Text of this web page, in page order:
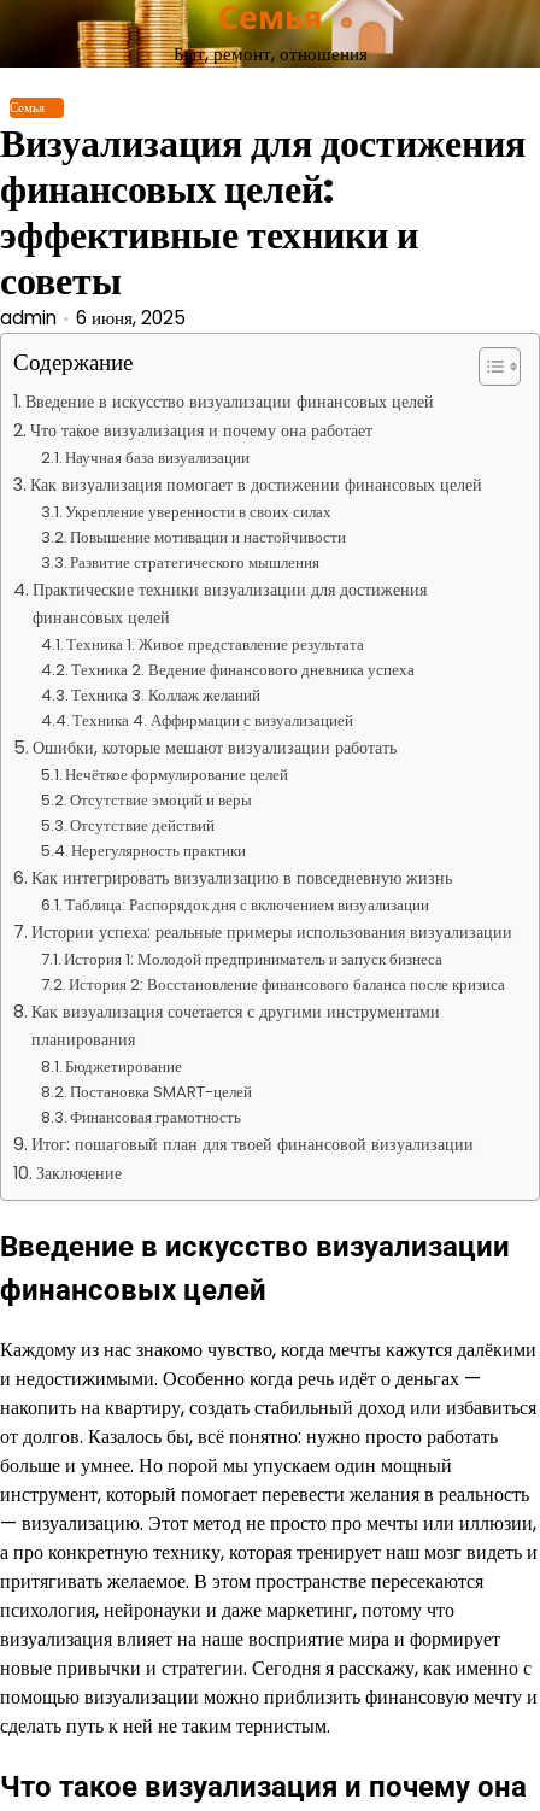
Перейти
содержимому
Семья
Быт, ремонт, отношения
Семья
Визуализация для достижения
финансовых целей:
эффективные техники и
советы
admin 6 июня, 2025
Содержание
Введение в искусство визуализации финансовых целей
Что такое визуализация и почему она работает
Научная база визуализации
Как визуализация помогает в достижении финансовых целей
Укрепление уверенности в своих силах
Повышение мотивации и настойчивости
Развитие стратегического мышления
Практические техники визуализации для достижения
финансовых целей
Техника 1. Живое представление результата
Техника 2. Ведение финансового дневника успеха
Техника 3. Коллаж желаний
Техника 4. Аффирмации с визуализацией
Ошибки, которые мешают визуализации работать
Нечёткое формулирование целей
Отсутствие эмоций и веры
Отсутствие действий
Нерегулярность практики
Как интегрировать визуализацию в повседневную жизнь
Таблица: Распорядок дня с включением визуализации
Истории успеха: реальные примеры использования визуализации
История 1: Молодой предприниматель и запуск бизнеса
История 2: Восстановление финансового баланса после кризиса
Как визуализация сочетается с другими инструментами
планирования
Бюджетирование
Постановка SMART-целей
Финансовая грамотность
Итог: пошаговый план для твоей финансовой визуализации
Заключение
Введение в искусство визуализации
финансовых целей
Каждому из нас знакомо чувство, когда мечты кажутся далёкими
и недостижимыми. Особенно когда речь идёт о деньгах —
накопить на квартиру, создать стабильный доход или избавиться
от долгов. Казалось бы, всё понятно: нужно просто работать
больше и умнее. Но порой мы упускаем один мощный
инструмент, который помогает перевести желания в реальность
— визуализацию. Этот метод не просто про мечты или иллюзии,
а про конкретную технику, которая тренирует наш мозг видеть и
притягивать желаемое. В этом пространстве пересекаются
психология, нейронауки и даже маркетинг, потому что
визуализация влияет на наше восприятие мира и формирует
новые привычки и стратегии. Сегодня я расскажу, как именно с
помощью визуализации можно приблизить финансовую мечту и
сделать путь к ней не таким тернистым.
Что такое визуализация и почему она